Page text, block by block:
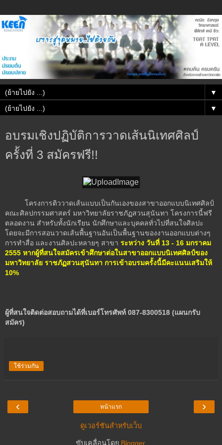
▼
▼
อบรมเชิงปฏิบัติการวาดเส้นนิเทศศิลป์
ครั้งที่ 3 สมัครฟรี!!
โครงการติววาดเส้นแบบเป็นกันเองของสาขาออกแบบนิเทศศิลป์
คณะศิลปกรรมศาสตร์ มหาวิทยาลัยราชภัฏสวนสุนันทา โครงการนี้ฟรี
ตลอดงาน สำหรับทั้งนักเรียน นักศึกษาและบุคคลทั่วไปที่สนใจศิลปะ
โดยจะมีการสอนวาดเส้นพื้นฐานอันเป็นพื้นฐานของงานออกแบบต่างๆ
การทำสื่อ และงานศิลปะหลายๆ สาขา ระหว่าง วันที่ 13 - 16 มกราคม
2555 หากผู้ที่สนใจสมัครเข้าศึกษาต่อในสาขาออกแบบนิเทศศิลป์ของ
มหาวิทยาลัย ราชภัฏสวนสุนันทา การเข้าอบรมครั้งนี้มีคะแนนเสริมให้
10%
ผู้ที่สนใจติดต่อสอบถามได้ที่เบอร์โทรศัพท์ 087-8300518 (แผนกรับ
สมัคร)
ใช้ร่วมกัน
‹ ›
หน้าแรก
ดูเวอร์ชันสำหรับเว็บ
ขับเคลื่อนโดย Blogger.